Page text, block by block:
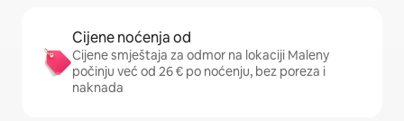
Cijene noćenja od
Cijene smještaja za odmor na lokaciji Maleny
počinju već od 26 € po noćenju, bez poreza i
naknada